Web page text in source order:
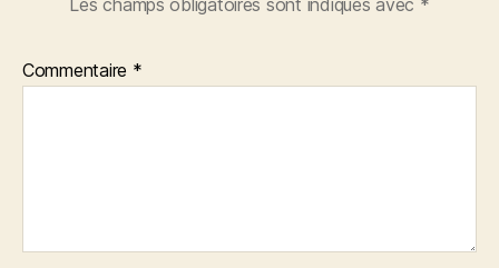
Commentaire *